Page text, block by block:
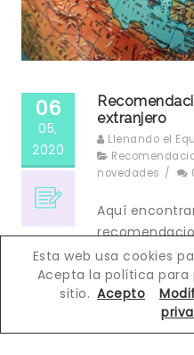
06
05,
2020
extranjero
Llenando el
novedades /
Aquí
viaje al
seguro y
Esta web usa cookies
Acepta la política para
sitio. Acepto